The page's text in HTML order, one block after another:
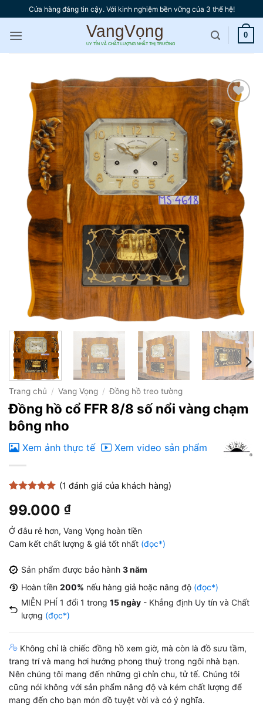
qua
nội
dung
Cửa hàng đáng tin cậy. Với kinh nghiệm bền vững của 3 thế hệ!
0
Thêm
vào
yêu
thích
Trang chủ / Vang Vọng / Đồng hồ treo tường
Đồng hồ cổ FFR 8/8 số nổi vàng chạm
bông nho
Xem ảnh thực tế Xem video sản phẩm
dựa trên
đánh giá
(1 đánh giá của khách hàng)
99.000 ₫
Ở đâu rẻ hơn, Vang Vọng hoàn tiền
Cam kết chất lượng & giá tốt nhất (đọc*)
Sản phẩm được bảo hành 3 năm
Hoàn tiền 200% nếu hàng giả hoặc nâng độ (đọc*)
MIỄN PHÍ 1 đổi 1 trong 15 ngày - Khẳng định Uy tín và Chất
lượng (đọc*)
Không chỉ là chiếc đồng hồ xem giờ, mà còn là đồ sưu tầm,
trang trí và mang hơi hướng phong thuỷ trong ngôi nhà bạn.
Nên chúng tôi mang đến những gì chỉn chu, tử tế. Chúng tôi
cũng nói không với sản phẩm nâng độ và kém chất lượng để
mang đến cho bạn món đồ tuyệt vời và có ý nghĩa.